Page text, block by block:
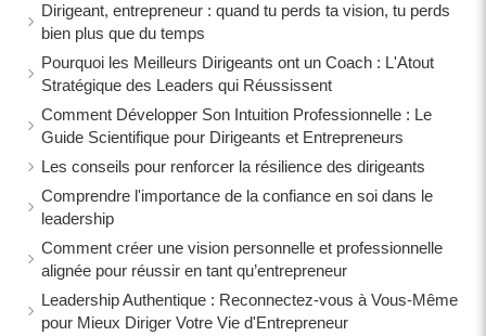
Dirigeant, entrepreneur : quand tu perds ta vision, tu perds
bien plus que du temps
Pourquoi les Meilleurs Dirigeants ont un Coach : L'Atout
Stratégique des Leaders qui Réussissent
Comment Développer Son Intuition Professionnelle : Le
Guide Scientifique pour Dirigeants et Entrepreneurs
Les conseils pour renforcer la résilience des dirigeants
Comprendre l'importance de la confiance en soi dans le
leadership
Comment créer une vision personnelle et professionnelle
alignée pour réussir en tant qu’entrepreneur
Leadership Authentique : Reconnectez-vous à Vous-Même
pour Mieux Diriger Votre Vie d'Entrepreneur